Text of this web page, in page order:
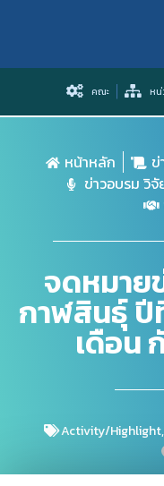
คณะ หน่
หน้าหลัก ข่
ข่าวอบรม วิ
จดหมาย
กาฬสินธุ์ ปี
เดือน
Activity/Highlight,